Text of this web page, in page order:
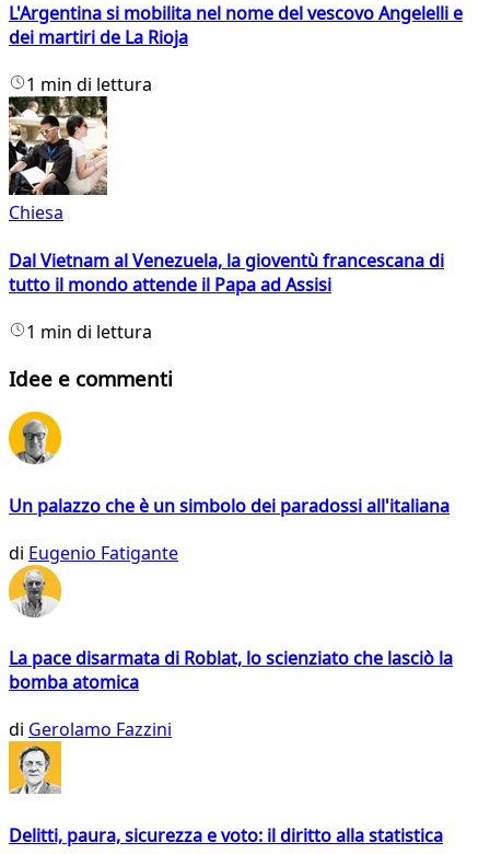
L'Argentina si mobilita nel nome del vescovo Angelelli e
dei martiri de La Rioja
1 min di lettura
Chiesa
Dal Vietnam al Venezuela, la gioventù francescana di
tutto il mondo attende il Papa ad Assisi
1 min di lettura
Idee e commenti
Un palazzo che è un simbolo dei paradossi all'italiana
di Eugenio Fatigante
La pace disarmata di Roblat, lo scienziato che lasciò la
bomba atomica
di Gerolamo Fazzini
Delitti, paura, sicurezza e voto: il diritto alla statistica